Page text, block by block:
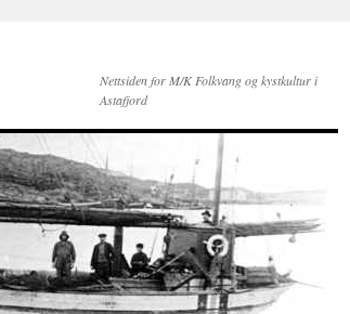
Nettsiden for M/K Folkvang og kystkultur i
Astafjord